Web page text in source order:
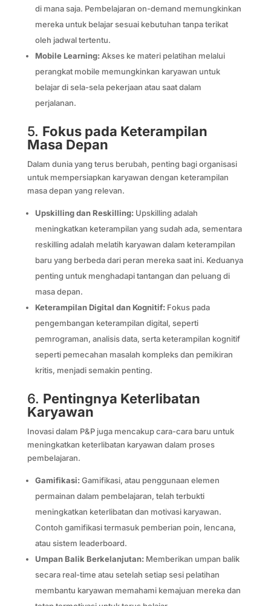
di mana saja. Pembelajaran on-demand memungkinkan
mereka untuk belajar sesuai kebutuhan tanpa terikat
oleh jadwal tertentu.
Mobile Learning: Akses ke materi pelatihan melalui
perangkat mobile memungkinkan karyawan untuk
belajar di sela-sela pekerjaan atau saat dalam
perjalanan.
5. Fokus pada Keterampilan
Masa Depan
Dalam dunia yang terus berubah, penting bagi organisasi
untuk mempersiapkan karyawan dengan keterampilan
masa depan yang relevan.
Upskilling dan Reskilling: Upskilling adalah
meningkatkan keterampilan yang sudah ada, sementara
reskilling adalah melatih karyawan dalam keterampilan
baru yang berbeda dari peran mereka saat ini. Keduanya
penting untuk menghadapi tantangan dan peluang di
masa depan.
Keterampilan Digital dan Kognitif: Fokus pada
pengembangan keterampilan digital, seperti
pemrograman, analisis data, serta keterampilan kognitif
seperti pemecahan masalah kompleks dan pemikiran
kritis, menjadi semakin penting.
6. Pentingnya Keterlibatan
Karyawan
Inovasi dalam P&P juga mencakup cara-cara baru untuk
meningkatkan keterlibatan karyawan dalam proses
pembelajaran.
Gamifikasi: Gamifikasi, atau penggunaan elemen
permainan dalam pembelajaran, telah terbukti
meningkatkan keterlibatan dan motivasi karyawan.
Contoh gamifikasi termasuk pemberian poin, lencana,
atau sistem leaderboard.
Umpan Balik Berkelanjutan: Memberikan umpan balik
secara real-time atau setelah setiap sesi pelatihan
membantu karyawan memahami kemajuan mereka dan